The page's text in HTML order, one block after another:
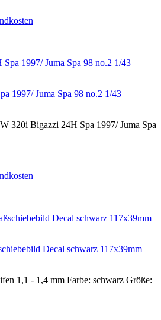
1997/ Juma Spa 98 no.2 1/43
320i Bigazzi 24H Spa 1997/ Juma Spa
Decal schwarz 117x39mm
1,1 - 1,4 mm Farbe: schwarz Größe: